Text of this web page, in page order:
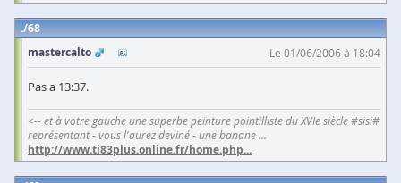
68
mastercalto
Le 01/06/2006 à 18:04
Pas a 13:37.
<-- et à votre gauche une superbe peinture pointilliste du XVIe siècle #sisi#
représentant - vous l'aurez deviné - une banane ...
http://www.ti83plus.online.fr/home.php...